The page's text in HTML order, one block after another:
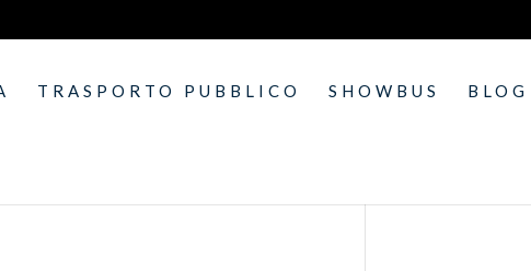
TRASPORTO PUBBLICO SHOWBUS BLOG